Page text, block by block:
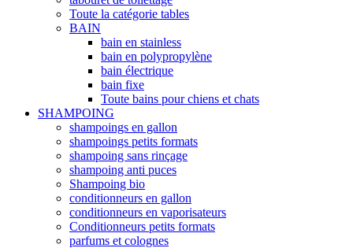
Toute la catégorie tables
BAIN
bain en stainless
bain en polypropylène
bain électrique
bain fixe
Toute bains pour chiens et chats
SHAMPOING
shampoings en gallon
shampoings petits formats
shampoing sans rinçage
shampoing anti puces
Shampoing bio
conditionneurs en gallon
conditionneurs en vaporisateurs
Conditionneurs petits formats
parfums et colognes